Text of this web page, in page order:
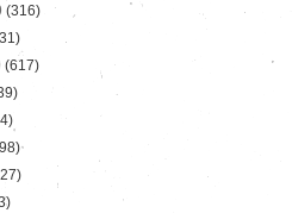
(316)
(617)